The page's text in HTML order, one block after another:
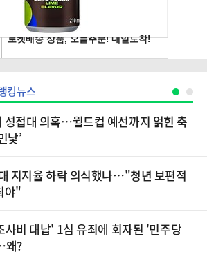
킹뉴스
성접대 의혹…월드컵 예선까지 얽힌 축
낯’
지지율 하락 의식했나…"청년 보편적
야"
사비 대납' 1심 유죄에 회자된 '민주당
왜?